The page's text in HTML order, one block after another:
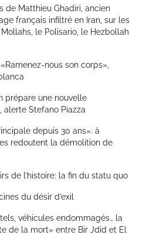
de Matthieu Ghadiri, ancien
français infiltré en Iran, sur les
le Polisario, le Hezbollah
nous son corps»,
prépare une nouvelle
Stefano Piazza
depuis 30 ans»: à
redoutent la démolition de
de l’histoire: la fin du statu quo
du désir d’exil
véhicules endommagés… la
de la mort» entre Bir Jdid et El